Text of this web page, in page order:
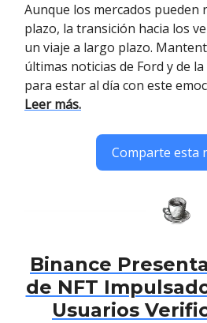
Aunque los mercados pueden
plazo, la transición hacia los
un viaje a largo plazo.
últimas noticias de Ford y de
para estar al día con este
Leer más.
Comparte esta
Binance
de NFT
Usuarios